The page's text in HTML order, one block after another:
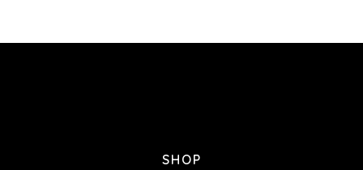
SHOP